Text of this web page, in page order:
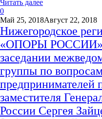
Читать далее
0
Май 25, 2018Август 22, 2018
Нижегородское
«ОПОРЫ РОССИИ»
заседании
группы по
предпринимателей
заместителя
России Сергея